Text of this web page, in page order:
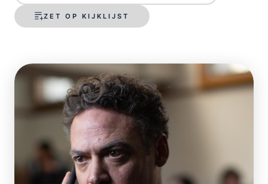
ZET OP KIJKLIJST